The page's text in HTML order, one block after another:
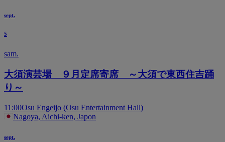
sept.
5
sam.
大須演芸場 ９月定席寄席 ～大須で東西住吉踊
り～
11:00Osu Engeijo (Osu Entertainment Hall)
Nagoya, Aichi-ken, Japon
sept.